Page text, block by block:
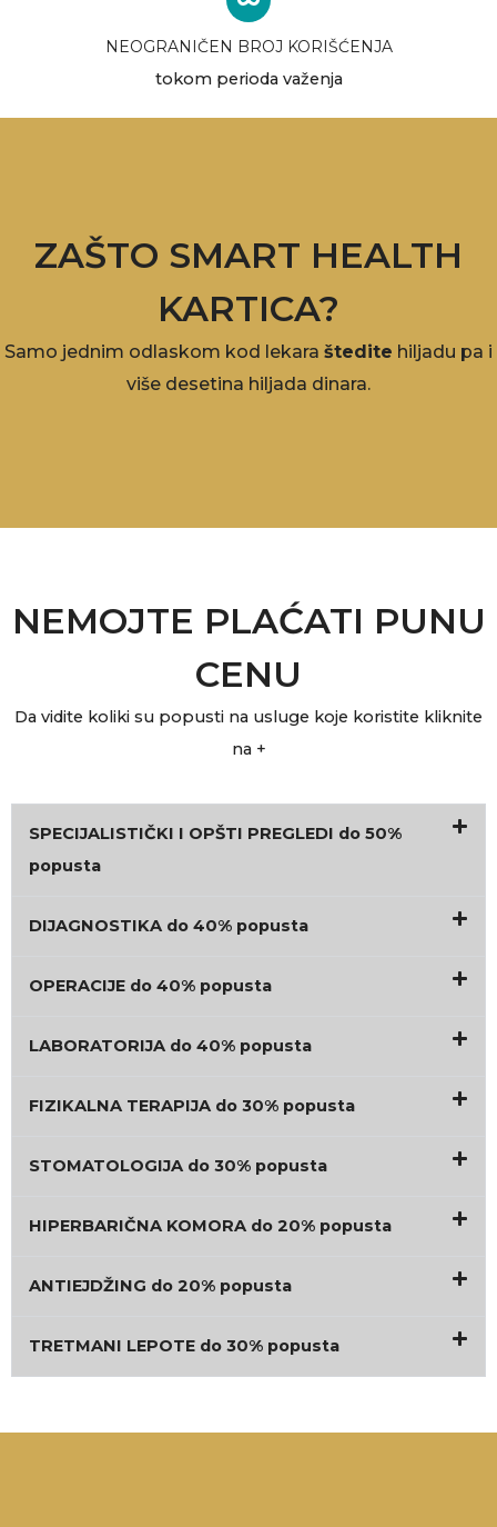
NEOGRANIČEN BROJ KORIŠĆENJA
tokom perioda važenja
ZAŠTO SMART HEALTH
KARTICA?
Samo jednim odlaskom kod lekara štedite hiljadu pa i
više desetina hiljada dinara.
NEMOJTE PLAĆATI PUNU
CENU
Da vidite koliki su popusti na usluge koje koristite kliknite
na +
SPECIJALISTIČKI I OPŠTI PREGLEDI do 50%
popusta
DIJAGNOSTIKA do 40% popusta
OPERACIJE do 40% popusta
LABORATORIJA do 40% popusta
FIZIKALNA TERAPIJA do 30% popusta
STOMATOLOGIJA do 30% popusta
HIPERBARIČNA KOMORA do 20% popusta
ANTIEJDŽING do 20% popusta
TRETMANI LEPOTE do 30% popusta